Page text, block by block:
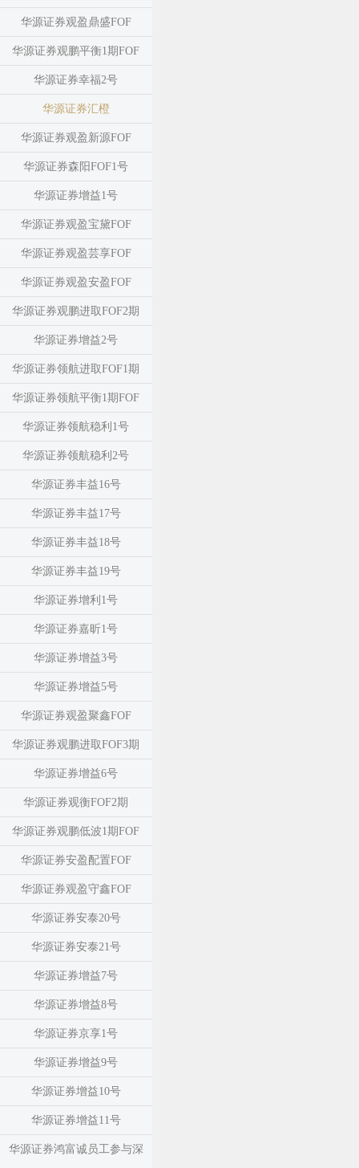
华源证券观盈鼎盛FOF
华源证券观鹏平衡1期FOF
华源证券幸福2号
华源证券汇橙
华源证券观盈新源FOF
华源证券森阳FOF1号
华源证券增益1号
华源证券观盈宝黛FOF
华源证券观盈芸享FOF
华源证券观盈安盈FOF
华源证券观鹏进取FOF2期
华源证券增益2号
华源证券领航进取FOF1期
华源证券领航平衡1期FOF
华源证券领航稳利1号
华源证券领航稳利2号
华源证券丰益16号
华源证券丰益17号
华源证券丰益18号
华源证券丰益19号
华源证券增利1号
华源证券嘉昕1号
华源证券增益3号
华源证券增益5号
华源证券观盈聚鑫FOF
华源证券观鹏进取FOF3期
华源证券增益6号
华源证券观衡FOF2期
华源证券观鹏低波1期FOF
华源证券安盈配置FOF
华源证券观盈守鑫FOF
华源证券安泰20号
华源证券安泰21号
华源证券增益7号
华源证券增益8号
华源证券京享1号
华源证券增益9号
华源证券增益10号
华源证券增益11号
华源证券鸿富诚员工参与深